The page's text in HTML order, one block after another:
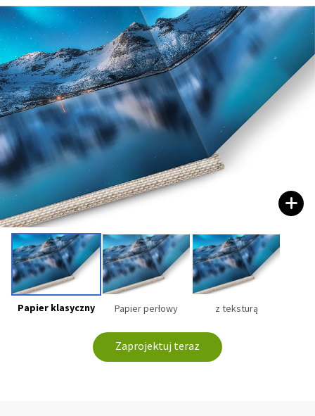
Papier klasyczny Papier perłowy z teksturą
Zaprojektuj teraz